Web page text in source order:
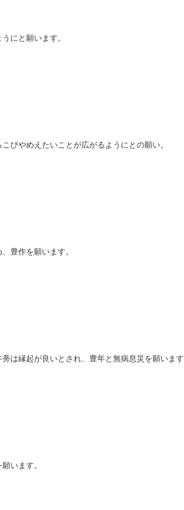
にと願います。
びやめえたいことが広がるようにとの願い。
豊作を願います。
は縁起が良いとされ、豊年と無病息災を願います
います。